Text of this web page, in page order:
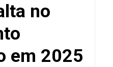
no
em 2025